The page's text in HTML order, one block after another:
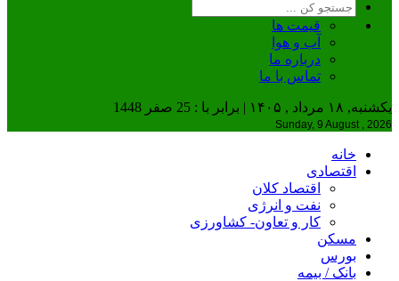
قیمت ها
آب و هوا
درباره ما
تماس با ما
یکشنبه, ۱۸ مرداد , ۱۴۰۵ | برابر با : 25 صفر 1448
Sunday, 9 August , 2026
خانه
اقتصادی
اقتصاد کلان
نفت و انرژی
کار و تعاون- کشاورزی
مسکن
بورس
بانک / بیمه